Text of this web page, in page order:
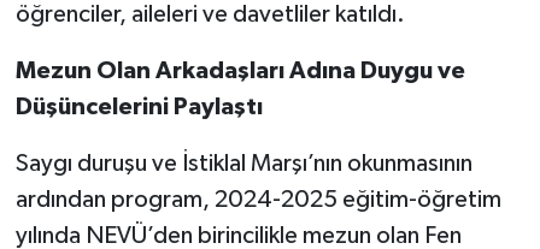
öğrenciler, aileleri ve davetliler katıldı.
Mezun Olan Arkadaşları Adına Duygu ve
Düşüncelerini Paylaştı
Saygı duruşu ve İstiklal Marşı’nın okunmasının
ardından program, 2024-2025 eğitim-öğretim
yılında NEVÜ’den birincilikle mezun olan Fen